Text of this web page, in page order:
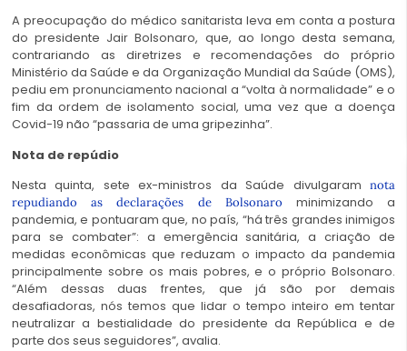
A preocupação do médico sanitarista leva em conta a postura
do presidente Jair Bolsonaro, que, ao longo desta semana,
contrariando as diretrizes e recomendações do próprio
Ministério da Saúde e da Organização Mundial da Saúde (OMS),
pediu em pronunciamento nacional a “volta à normalidade” e o
fim da ordem de isolamento social, uma vez que a doença
Covid-19 não “passaria de uma gripezinha”.
Nota de repúdio
Nesta quinta, sete ex-ministros da Saúde divulgaram nota
repudiando as declarações de Bolsonaro minimizando a
pandemia, e pontuaram que, no país, “há três grandes inimigos
para se combater”: a emergência sanitária, a criação de
medidas econômicas que reduzam o impacto da pandemia
principalmente sobre os mais pobres, e o próprio Bolsonaro.
“Além dessas duas frentes, que já são por demais
desafiadoras, nós temos que lidar o tempo inteiro em tentar
neutralizar a bestialidade do presidente da República e de
parte dos seus seguidores”, avalia.